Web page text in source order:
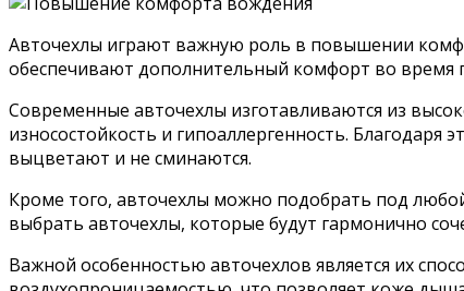
Авточехлы играют важную роль в повышении
обеспечивают дополнительный комфорт во время
Современные авточехлы изготавливаются из
износостойкость и гипоаллергенность.
выцветают и не сминаются.
Кроме того, авточехлы можно подобрать под
выбрать авточехлы, которые будут гармонично
Важной особенностью авточехлов является их